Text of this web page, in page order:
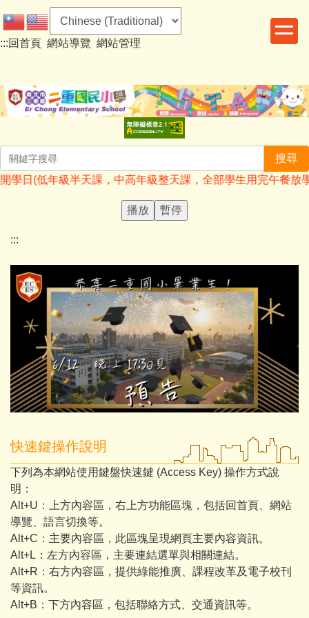
到
主
容
區
:::回首頁 網站導覽 網站管理
搜尋
日(低年級半天課，中高年級整天課，全部學生用完午餐放
播放 暫停
:::
快速鍵操作說明
下列為本網站使用鍵盤快速鍵 (Access Key) 操作方式說
明：
Alt+U：上方內容區，右上方功能區塊，包括回首頁、網站
導覽、語言切換等。
Alt+C：主要內容區，此區塊呈現網頁主要內容資訊。
Alt+L：左方內容區，主要連結選單與相關連結。
Alt+R：右方內容區，提供綠能推廣、課程改革及電子校刊
等資訊。
Alt+B：下方內容區，包括聯絡方式、交通資訊等。